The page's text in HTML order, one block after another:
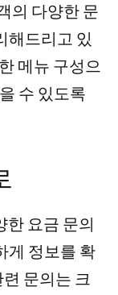
의 다양한 문
해드리고 있
메뉴 구성으
수 있도록
한 요금 문의
게 정보를 확
문의는 크